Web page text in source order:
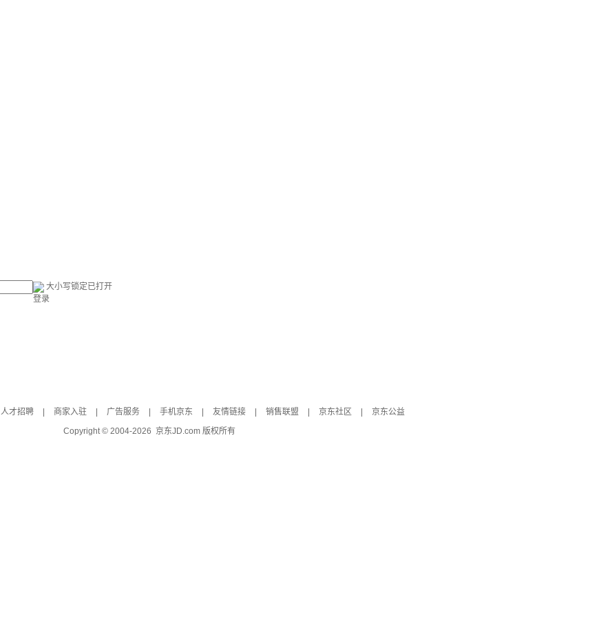
大小写锁定已打开
登录
人才招聘 商家入驻 广告服务 手机京东 友情链接 销售联盟 京东社区
京东公益
Copyright © 2004-2026 京东JD.com 版权所有